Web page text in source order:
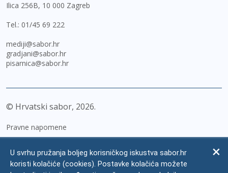
Ilica 256B, 10 000 Zagreb
Tel.: 01/45 69 222
mediji@sabor.hr
gradjani@sabor.hr
pisarnica@sabor.hr
© Hrvatski sabor, 2026
Pravne napomene
Zaštita osobnih podataka
U svrhu pružanja boljeg korisničkog iskustva sabor.hr
koristi kolačiće (cookies). Postavke kolačića možete